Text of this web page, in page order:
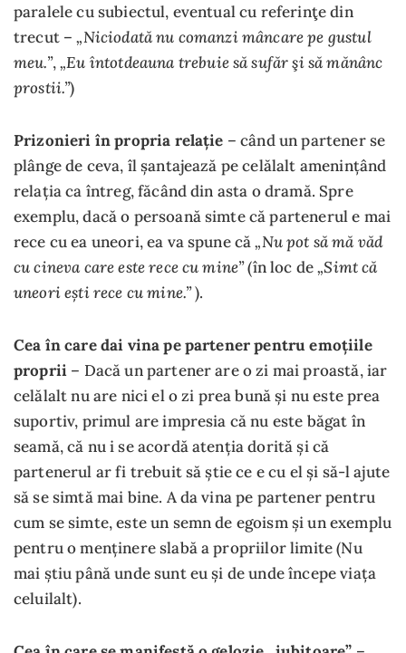
paralele cu subiectul, eventual cu referinţe din
trecut –„Niciodată nu comanzi mâncare pe gustul
meu.”,„Eu întotdeauna trebuie să sufăr şi să mănânc
prostii.”)
Prizonieri în propria relație – când un partener se
plânge de ceva, îl șantajează pe celălalt amenințând
relația ca întreg, făcând din asta o dramă. Spre
exemplu, dacă o persoană simte că partenerul e mai
rece cu ea uneori, ea va spune că„Nu pot să mă văd
cu cineva care este rece cu mine”(în loc de„Simt că
uneori ești rece cu mine.”).
Cea în care dai vina pe partener pentru emoțiile
proprii – Dacă un partener are o zi mai proastă, iar
celălalt nu are nici el o zi prea bună și nu este prea
suportiv, primul are impresia că nu este băgat în
seamă, că nu i se acordă atenția dorită și că
partenerul ar fi trebuit să știe ce e cu el și să-l ajute
să se simtă mai bine. A da vina pe partener pentru
cum se simte, este un semn de egoism și un exemplu
pentru o menținere slabă a propriilor limite (Nu
mai știu până unde sunt eu și de unde începe viața
celuilalt).